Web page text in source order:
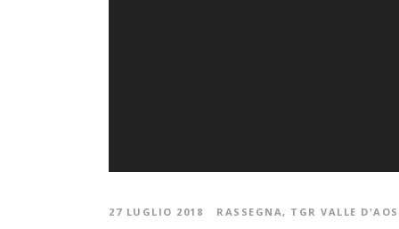
27 LUGLIO 2018 RASSEGNA , TGR VALLE